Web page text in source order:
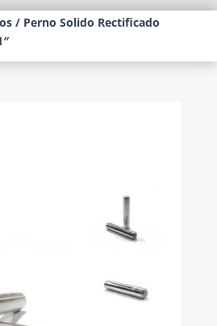
/ Perno Solido Rectificado